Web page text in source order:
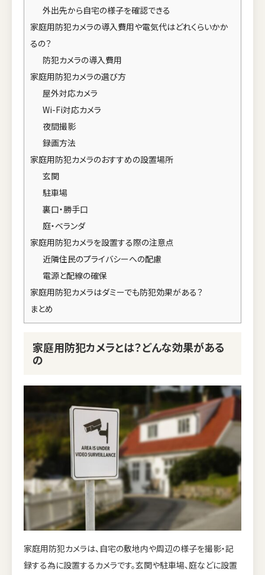
外出先から自宅の様子を確認できる
家庭用防犯カメラの導入費用や電気代はどれくらいかか
るの？
防犯カメラの導入費用
家庭用防犯カメラの選び方
屋外対応カメラ
Wi-Fi対応カメラ
夜間撮影
録画方法
家庭用防犯カメラのおすすめの設置場所
玄関
駐車場
裏口・勝手口
庭・ベランダ
家庭用防犯カメラを設置する際の注意点
近隣住民のプライバシーへの配慮
電源と配線の確保
家庭用防犯カメラはダミーでも防犯効果がある？
まとめ
家庭用防犯カメラとは？どんな効果がある
の
家庭用防犯カメラは、自宅の敷地内や周辺の様子を撮影・記
録する為に設置するカメラです。玄関や駐車場、庭などに設置